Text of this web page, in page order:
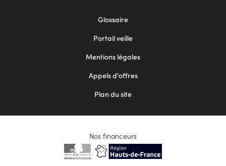
Glossaire
Portail veille
Mentions légales
Appels d'offres
Plan du site
Nos financeurs